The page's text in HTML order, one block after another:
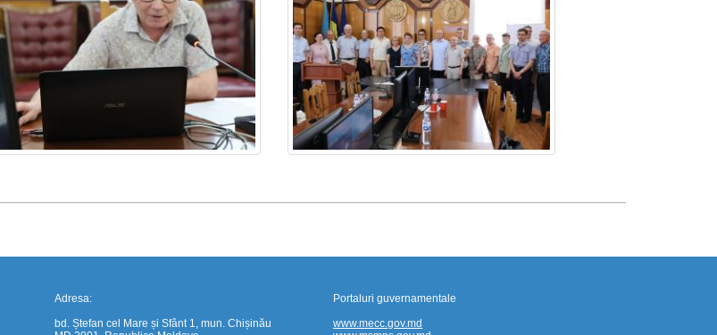
Adresa:
bd. Ștefan cel Mare și Sfânt 1, mun. Chișinău
https://propletenie.ru/
Portaluri guvernamentale
www.mecc.gov.md